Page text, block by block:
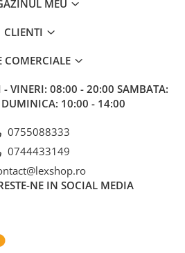
MEU
CLIENTI
COMERCIALE
- VINERI: 08:00 - 20:00 SAMBATA:
10:00 - 14:00
0755088333
0744433149
NE IN SOCIAL MEDIA